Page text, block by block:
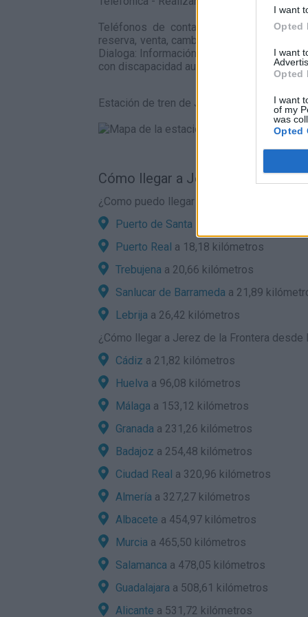
I want
Opted
I want
Opted
I want
of my
was
Opted
Teléfonos de contacto Información de
reserva, venta, cambio y anulación de
Dialoga: Información telefónica de Adif a
con discapacidad auditiva.
Estación de tren de Jerez de la frontera en
Cómo llegar a Jerez de la
¿Como puedo llegar en coche a Jerez de
Puerto de Santa María
Puerto Real a 18,18 kilómetros
Trebujena a 20,66 kilómetros
Sanlucar de Barrameda a 21,89
Lebrija a 26,42 kilómetros
¿ Cómo llegar a Jerez de la Frontera desde
Cádiz a 21,82 kilómetros
Huelva a 96,08 kilómetros
Málaga a 153,12 kilómetros
Granada a 231,26 kilómetros
Badajoz a 254,48 kilómetros
Ciudad Real a 320,96 kilómetros
Almería a 327,27 kilómetros
Albacete a 454,97 kilómetros
Murcia a 465,50 kilómetros
Salamanca a 478,05 kilómetros
Guadalajara a 508,61 kilómetros
Alicante a 531,72 kilómetros